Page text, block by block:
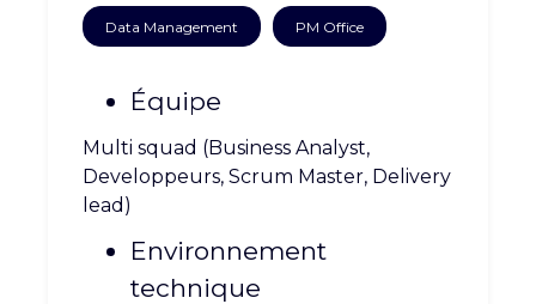
Data Management PM Office
Équipe
Multi squad (Business Analyst,
Developpeurs, Scrum Master, Delivery
lead)
Environnement
technique